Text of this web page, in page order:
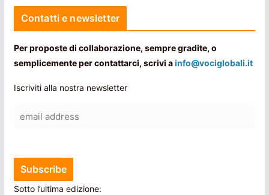
Contatti e newsletter
Per proposte di collaborazione, sempre gradite, o
semplicemente per contattarci, scrivi ainfo@vociglobali.it
Iscriviti alla nostra newsletter
Sotto l’ultima edizione: